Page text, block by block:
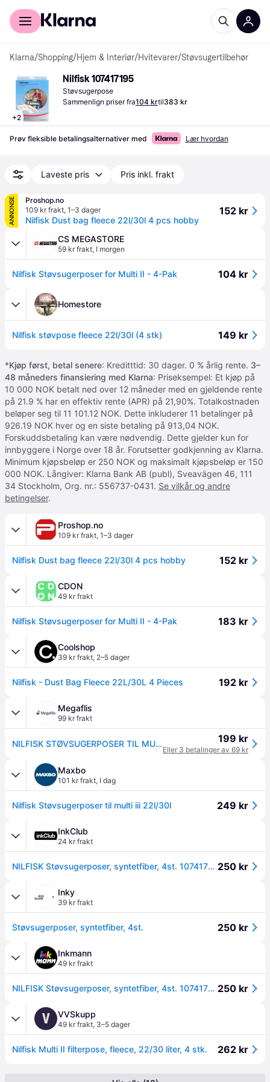
For kunder
Klarna/Shopping/Hjem & Interiør/Hvitevarer/Støvsugertilbehør
+2
Nilfisk 107417195
Støvsugerpose
Sammenlign priser fra104 krtil383 kr
Prøv fleksible betalingsalternativer med Lær hvordan
Laveste pris Pris inkl. frakt
ANNONSE
Proshop.no
109 kr frakt, 1–3 dager
Nilfisk Dust bag fleece 22l/30l 4 pcs hobby
152 kr
CS MEGASTORE
59 kr frakt, I morgen
Nilfisk Støvsugerposer for Multi II - 4-Pak 104 kr
Homestore
Nilfisk støvpose fleece 22l/30l (4 stk) 149 kr
*Kjøp først, betal senere: Kreditttid: 30 dager. 0 % årlig rente. 3–
48 måneders finansiering med Klarna: Priseksempel: Et kjøp på
10 000 NOK betalt ned over 12 måneder med en gjeldende rente
på 21.9 % har en effektiv rente (APR) på 21,90%. Totalkostnaden
beløper seg til 11 101.12 NOK. Dette inkluderer 11 betalinger på
926.19 NOK hver og en siste betaling på 913,04 NOK.
Forskuddsbetaling kan være nødvendig. Dette gjelder kun for
innbyggere i Norge over 18 år. Forutsetter godkjenning av Klarna.
Minimum kjøpsbeløp er 250 NOK og maksimalt kjøpsbeløp er 150
000 NOK. Långiver: Klarna Bank AB (publ), Sveavägen 46, 111
34 Stockholm, Org. nr.: 556737-0431. Se vilkår og andre
betingelser.
Proshop.no
109 kr frakt, 1–3 dager
Nilfisk Dust bag fleece 22l/30l 4 pcs hobby 152 kr
CDON
49 kr frakt
Nilfisk Støvsugerposer for Multi II - 4-Pak 183 kr
Coolshop
39 kr frakt, 2–5 dager
Nilfisk - Dust Bag Fleece 22L/30L 4 Pieces 192 kr
Megaflis
99 kr frakt
NILFISK STØVSUGERPOSER TIL MULTI II 22L/ 30L 4 STK 199 kr
Eller 3 betalinger av 69 kr
Maxbo
101 kr frakt, I dag
Nilfisk Støvsugerposer til multi iii 22l/30l 249 kr
InkClub
24 kr frakt
NILFISK Støvsugerposer, syntetfiber, 4st. 107417195 Tilsvarer: N/A 250 kr
Inky
39 kr frakt
Støvsugerposer, syntetfiber, 4st. 250 kr
Inkmann
49 kr frakt
NILFISK Støvsugerposer, syntetfiber, 4st. 107417195 250 kr
V VVSkupp
49 kr frakt, 3–5 dager
Nilfisk Multi II filterpose, fleece, 22/30 liter, 4 stk. 262 kr